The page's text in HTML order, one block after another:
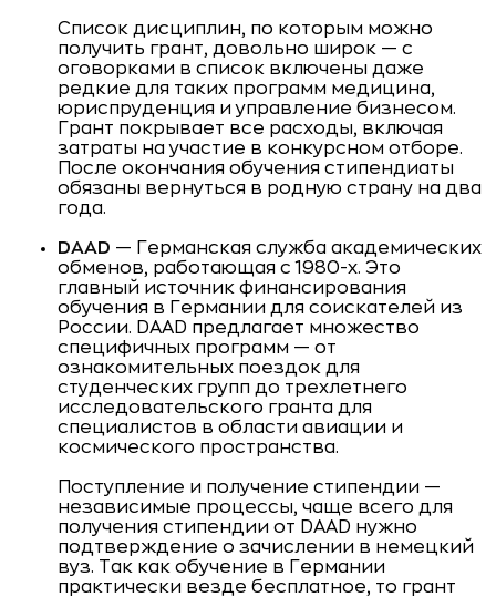
Список дисциплин, по которым можно
получить грант, довольно широк — с
оговорками в список включены даже
редкие для таких программ медицина,
юриспруденция и управление бизнесом.
Грант покрывает все расходы, включая
затраты на участие в конкурсном отборе.
После окончания обучения стипендиаты
обязаны вернуться в родную страну на два
года.
DAAD — Германская служба академических
обменов, работающая с 1980-х. Это
главный источник финансирования
обучения в Германии для соискателей из
России. DAAD предлагает множество
специфичных программ — от
ознакомительных поездок для
студенческих групп до трехлетнего
исследовательского гранта для
специалистов в области авиации и
космического пространства.
Поступление и получение стипендии —
независимые процессы, чаще всего для
получения стипендии от DAAD нужно
подтверждение о зачислении в немецкий
вуз. Так как обучение в Германии
практически везде бесплатное, то грант